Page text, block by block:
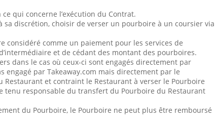
qui concerne l’exécution du Contrat.
sa discrétion, choisir de verser un pourboire à un coursier via
considéré comme un paiement pour les services de
et de cédant des montant des pourboires.
dans le cas où ceux-ci sont engagés directement par
engagé par Takeaway.com mais directement par le
Restaurant et contraint le Restaurant à verser le Pourboire
tenu responsable du transfert du Pourboire du Restaurant
du Pourboire, le Pourboire ne peut plus être remboursé